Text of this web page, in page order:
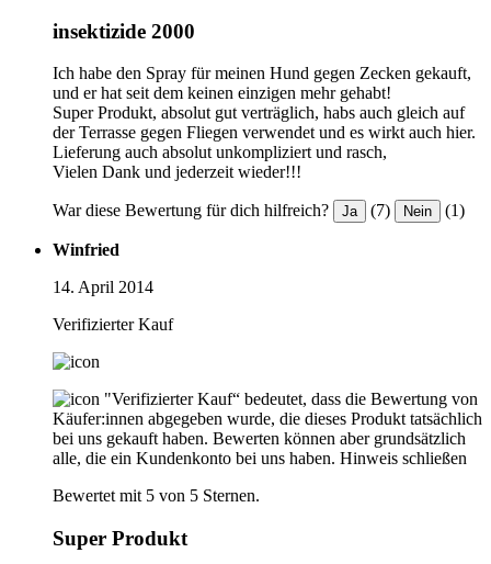
insektizide 2000
Ich habe den Spray für meinen Hund gegen Zecken gekauft,
und er hat seit dem keinen einzigen mehr gehabt!
Super Produkt, absolut gut verträglich, habs auch gleich auf
der Terrasse gegen Fliegen verwendet und es wirkt auch hier.
Lieferung auch absolut unkompliziert und rasch,
Vielen Dank und jederzeit wieder!!!
War diese Bewertung für dich hilfreich? Ja (7) Nein (1)
Winfried
14. April 2014
Verifizierter Kauf
"Verifizierter Kauf“ bedeutet, dass die Bewertung von
Käufer:innen abgegeben wurde, die dieses Produkt tatsächlich
bei uns gekauft haben. Bewerten können aber grundsätzlich
alle, die ein Kundenkonto bei uns haben. Hinweis schließen
Bewertet mit 5 von 5 Sternen.
Super Produkt